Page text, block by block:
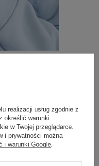
realizacji usług zgodnie z
określić warunki
w Twojej przeglądarce.
i prywatności można
i warunki Google